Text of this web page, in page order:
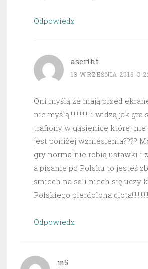
Odpowiedz
asertht
13 WRZEŚNIA 2019 O
Oni myślą że mają przed
nie myślą!!!!!!!!!!!!! i widzą jak gra
trafiony w gąsienice której nie
jest poniżej wzniesienia????
gry normalnie robią ustawki i
a pisanie po Polsku to jesteś
śmiech na sali niech się uczy
Polskiego pierdolona ciota!!!!!!!!!!!
Odpowiedz
m5